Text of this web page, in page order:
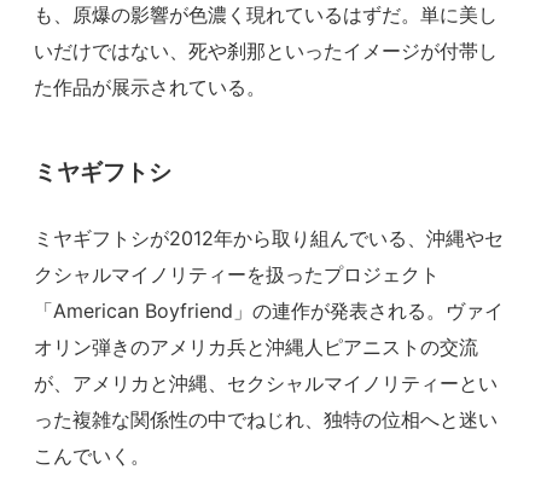
も、原爆の影響が色濃く現れているはずだ。単に美し
いだけではない、死や刹那といったイメージが付帯し
た作品が展示されている。
ミヤギフトシ
ミヤギフトシが2012年から取り組んでいる、沖縄やセ
クシャルマイノリティーを扱ったプロジェクト
「American Boyfriend」の連作が発表される。ヴァイ
オリン弾きのアメリカ兵と沖縄人ピアニストの交流
が、アメリカと沖縄、セクシャルマイノリティーとい
った複雑な関係性の中でねじれ、独特の位相へと迷い
こんでいく。